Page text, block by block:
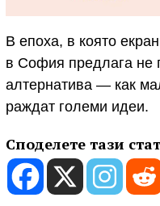
В епоха, в която
в София предлага не
алтернатива — как
раждат големи идеи.
Споделете тази